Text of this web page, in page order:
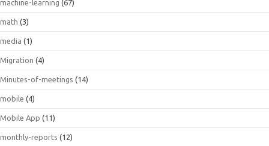
machine-learning (67)
math (3)
media (1)
Migration (4)
Minutes-of-meetings (14)
mobile (4)
Mobile App (11)
monthly-reports (12)